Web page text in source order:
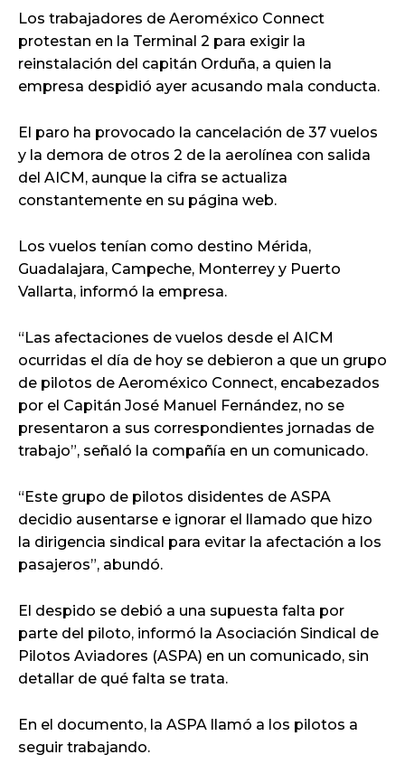
Los trabajadores de Aeroméxico Connect
protestan en la Terminal 2 para exigir la
reinstalación del capitán Orduña, a quien la
empresa despidió ayer acusando mala conducta.
El paro ha provocado la cancelación de 37 vuelos
y la demora de otros 2 de la aerolínea con salida
del AICM, aunque la cifra se actualiza
constantemente en su página web.
Los vuelos tenían como destino Mérida,
Guadalajara, Campeche, Monterrey y Puerto
Vallarta, informó la empresa.
“Las afectaciones de vuelos desde el AICM
ocurridas el día de hoy se debieron a que un grupo
de pilotos de Aeroméxico Connect, encabezados
por el Capitán José Manuel Fernández, no se
presentaron a sus correspondientes jornadas de
trabajo”, señaló la compañía en un comunicado.
“Este grupo de pilotos disidentes de ASPA
decidio ausentarse e ignorar el llamado que hizo
la dirigencia sindical para evitar la afectación a los
pasajeros”, abundó.
El despido se debió a una supuesta falta por
parte del piloto, informó la Asociación Sindical de
Pilotos Aviadores (ASPA) en un comunicado, sin
detallar de qué falta se trata.
En el documento, la ASPA llamó a los pilotos a
seguir trabajando.